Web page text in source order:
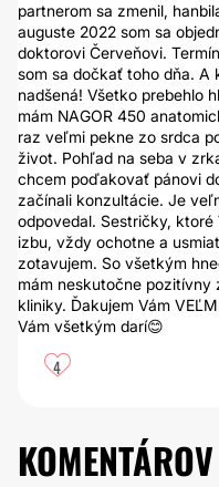
partnerom sa zmenil,
auguste 2022 som sa
doktorovi Červeňovi.
som sa dočkať toho dňa. A
nadšená! Všetko prebehlo
mám NAGOR 450
raz veľmi pekne zo srdca
život. Pohľad na seba v
chcem poďakovať pánovi
začínali konzultácie. Je
odpovedal. Sestričky, ktoré
izbu, vždy ochotne a
zotavujem. So všetkým
mám neskutočne
kliniky. Ďakujem Vám
Vám všetkým darí😊
4